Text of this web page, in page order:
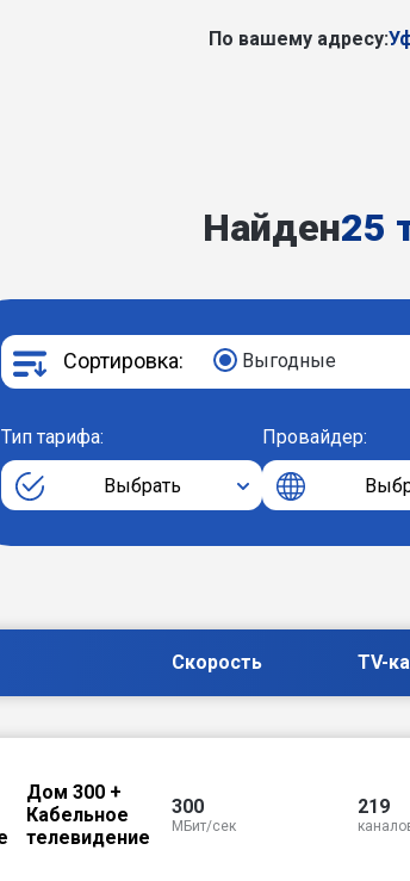
По вашему адресу:
Найден25
Сортировка: Выгодные
Тип тарифа:
Выбрать
Провайдер:
Скорость TV-
Дом 300 +
Кабельное
телевидение
300
МБит/сек
219